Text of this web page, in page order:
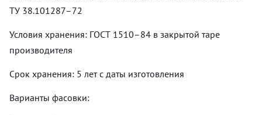
ТУ 38.101287–72
Условия хранения: ГОСТ 1510–84 в закрытой таре
производителя
Срок хранения: 5 лет с даты изготовления
Варианты фасовки: